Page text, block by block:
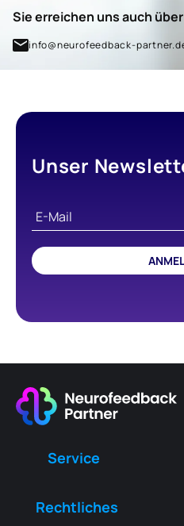
Sie erreichen uns auch
info@neurofeedback-
Unser
Service
Rechtliches